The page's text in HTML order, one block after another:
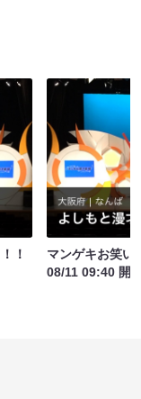
！
マンゲキお笑い
08/11 09:40 開